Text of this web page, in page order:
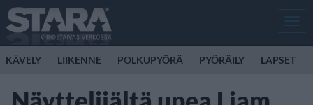
KÄVELY LIIKENNE POLKUPYÖRÄ PYÖRÄILY LAPSET